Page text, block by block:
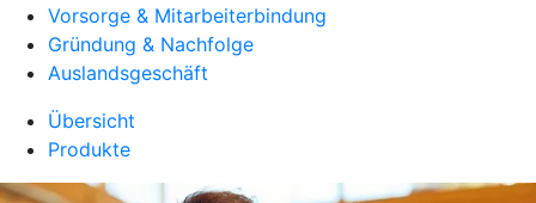
Vorsorge & Mitarbeiterbindung
Gründung & Nachfolge
Auslandsgeschäft
Übersicht
Produkte